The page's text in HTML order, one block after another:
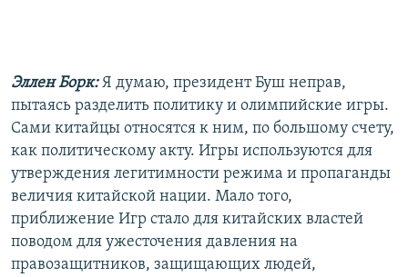
Эллен Борк:Я думаю, президент Буш неправ,
пытаясь разделить политику и олимпийские игры.
Сами китайцы относятся к ним, по большому счету,
как политическому акту. Игры используются для
утверждения легитимности режима и пропаганды
величия китайской нации. Мало того,
приближение Игр стало для китайских властей
поводом для ужесточения давления на
правозащитников, защищающих людей,